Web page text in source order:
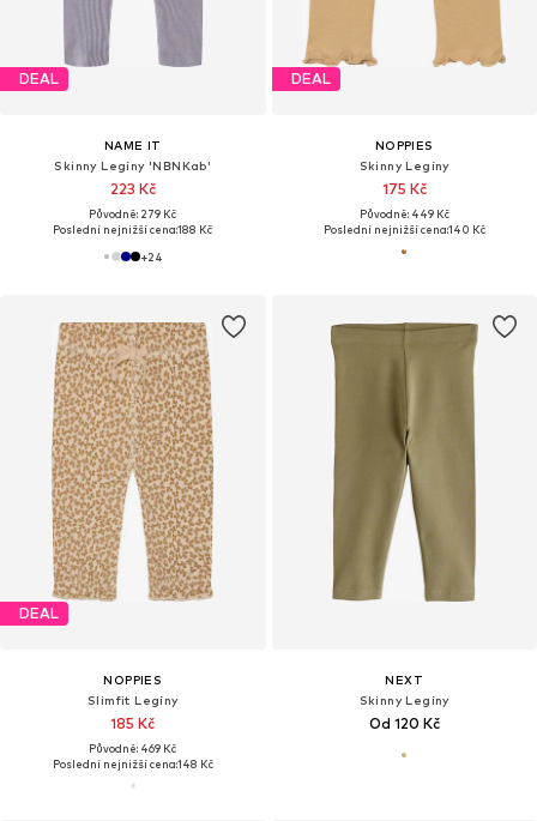
DEAL
NAME IT
Skinny Legíny 'NBNKab'
223 Kč
Původně: 279 Kč
Poslední nejnižší cena:188 Kč
+24
DEAL
NOPPIES
Skinny Legíny
175 Kč
Původně: 449 Kč
Poslední nejnižší cena:140 Kč
DEAL
NOPPIES
Slimfit Legíny
185 Kč
Původně: 469 Kč
Poslední nejnižší cena:148 Kč
NEXT
Skinny Legíny
Od 120 Kč